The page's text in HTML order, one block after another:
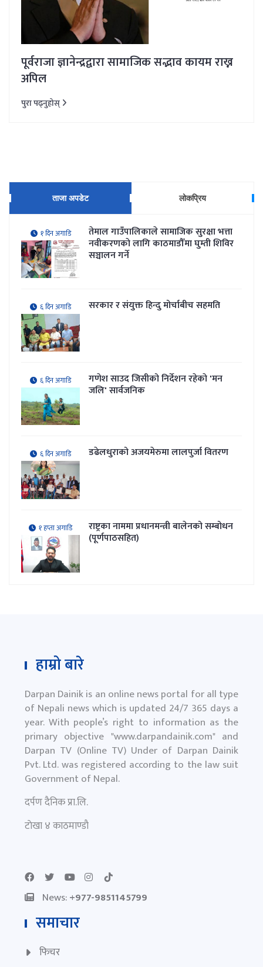
पूर्वराजा ज्ञानेन्द्रद्वारा सामाजिक सद्भाव कायम राख्न
अपिल
पुरा पढ्नुहोस्
ताजा अपडेट लोकप्रिय
१ दिन अगाडि तेमाल गाउँपालिकाले सामाजिक सुरक्षा भत्ता
नवीकरणकाे लागि काठमाडौँमा घुम्ती शिविर
सञ्चालन गर्ने
६ दिन अगाडि सरकार र संयुक्त हिन्दु मोर्चाबीच सहमति
६ दिन अगाडि गणेश साउद जिसीको निर्देशन रहेकाे 'मन
जलि' सार्वजनिक
६ दिन अगाडि डढेलधुराको अजयमेरुमा लालपुर्जा वितरण
१ हप्ता अगाडि राष्ट्रका नाममा प्रधानमन्त्री बालेनको सम्बोधन
(पूर्णपाठसहित)
हाम्रो बारे
Darpan Dainik is an online news portal for all type
of Nepali news which is updated 24/7 365 days a
year. With people’s right to information as the
primary objective "www.darpandainik.com" and
Darpan TV (Online TV) Under of Darpan Dainik
Pvt. Ltd. was registered according to the law suit
Government of Nepal.
दर्पण दैनिक प्रा.लि.
टाेखा ४ काठमाण्डाै
News:+977-9851145799
समाचार
फिचर